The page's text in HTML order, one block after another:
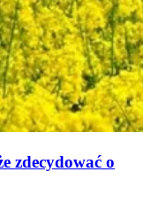
zdecydować o